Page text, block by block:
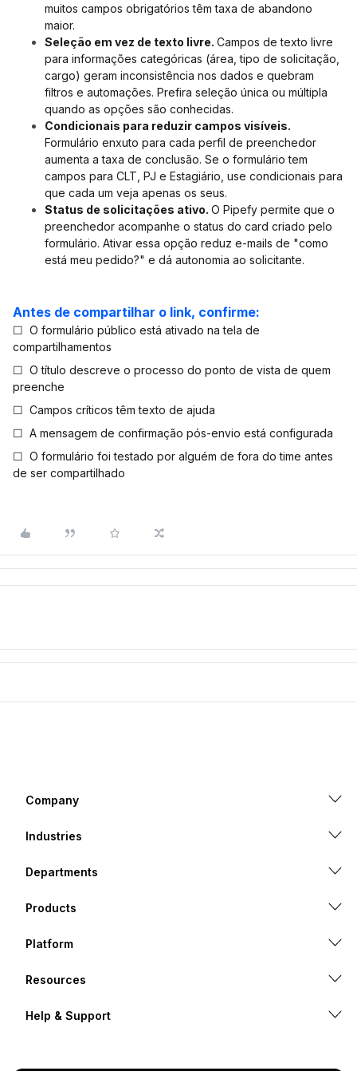
muitos campos obrigatórios têm taxa de abandono
maior.
Seleção em vez de texto livre. Campos de texto livre
para informações categóricas (área, tipo de solicitação,
cargo) geram inconsistência nos dados e quebram
filtros e automações. Prefira seleção única ou múltipla
quando as opções são conhecidas.
Condicionais para reduzir campos visíveis.
Formulário enxuto para cada perfil de preenchedor
aumenta a taxa de conclusão. Se o formulário tem
campos para CLT, PJ e Estagiário, use condicionais para
que cada um veja apenas os seus.
Status de solicitações ativo. O Pipefy permite que o
preenchedor acompanhe o status do card criado pelo
formulário. Ativar essa opção reduz e-mails de "como
está meu pedido?" e dá autonomia ao solicitante.
Antes de compartilhar o link, confirme:
☐ O formulário público está ativado na tela de
compartilhamentos
☐ O título descreve o processo do ponto de vista de quem
preenche
☐ Campos críticos têm texto de ajuda
☐ A mensagem de confirmação pós-envio está configurada
☐ O formulário foi testado por alguém de fora do time antes
de ser compartilhado
Company
Industries
Departments
Products
Platform
Resources
Help & Support